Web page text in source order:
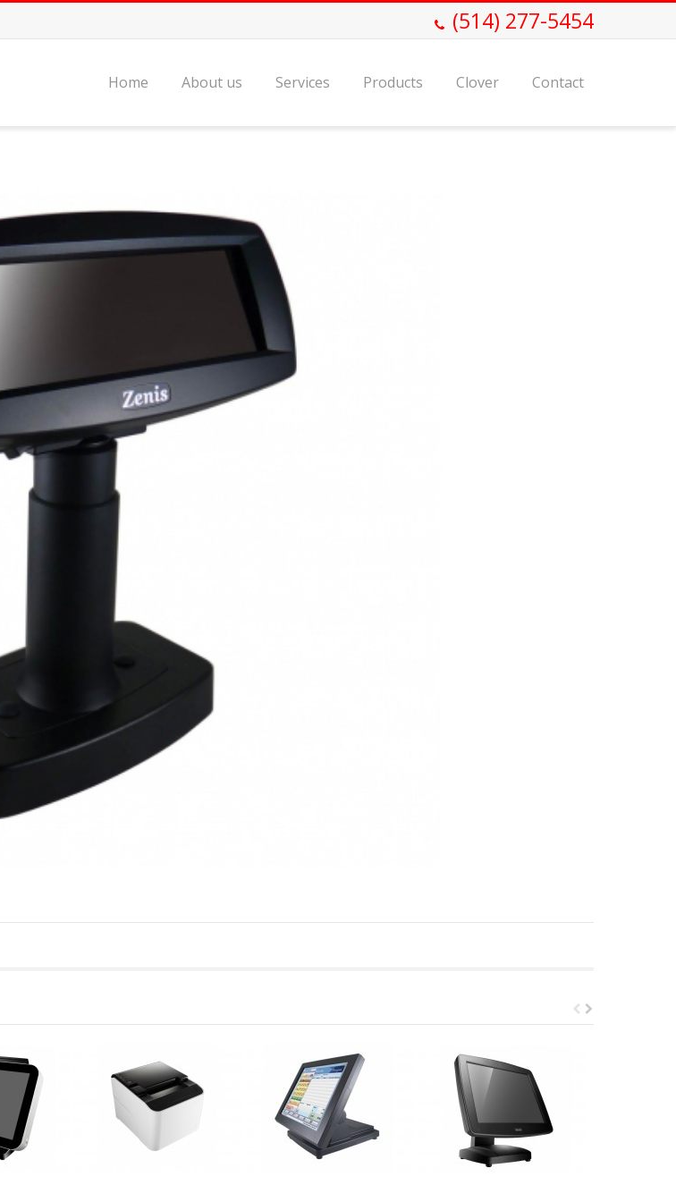
(514) 277-5454
Home About us Services Products Clover Contact